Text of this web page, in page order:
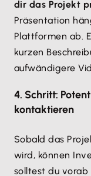
dir das Projekt
Präsentation
Plattformen ab.
kurzen
aufwändigere
4. Schritt:
kontaktieren
Sobald das
wird, können
solltest du